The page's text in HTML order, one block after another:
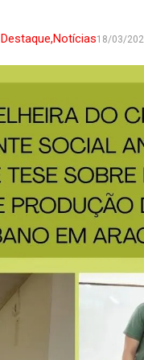
Destaque,Notícias18/03/